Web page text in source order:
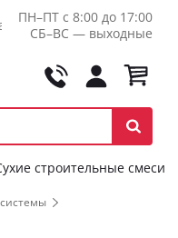
Контакты Оптовикам
ПН–ПТ с 8:00 до 17:00
СБ–ВС — выходные
строительные смеси